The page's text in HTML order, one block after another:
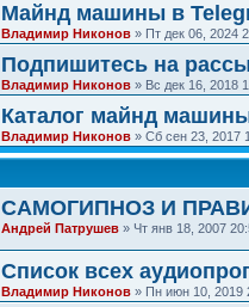
Майнд машины в
Владимир Никонов » Пт дек 06, 2024
Подпишитесь на
Владимир Никонов » Вс дек 16, 2018
Каталог майнд
Владимир Никонов » Сб сен 23, 2017
САМОГИПНОЗ И
Андрей Патрушев » Чт янв 18, 2007
Список всех
Владимир Никонов » Пн июн 10, 2019